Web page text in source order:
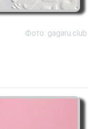
Фото: gagaru.club